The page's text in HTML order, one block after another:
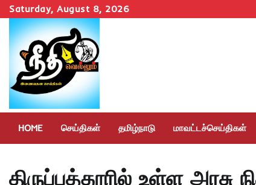
Skip
to
content
Saturday, August 8, 2026
HOME செய்திகள் தமிழ்நாடு மாவட்டச்செய்திகள்
திருப்பத்தூரில் உள்ள அரசு